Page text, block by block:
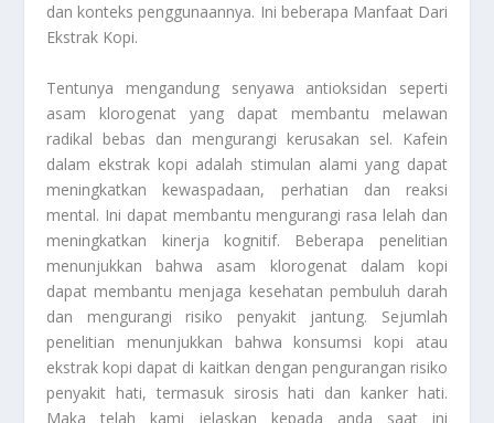
dan konteks penggunaannya. Ini beberapa Manfaat Dari
Ekstrak Kopi.
Tentunya mengandung senyawa antioksidan seperti
asam klorogenat yang dapat membantu melawan
radikal bebas dan mengurangi kerusakan sel. Kafein
dalam ekstrak kopi adalah stimulan alami yang dapat
meningkatkan kewaspadaan, perhatian dan reaksi
mental. Ini dapat membantu mengurangi rasa lelah dan
meningkatkan kinerja kognitif. Beberapa penelitian
menunjukkan bahwa asam klorogenat dalam kopi
dapat membantu menjaga kesehatan pembuluh darah
dan mengurangi risiko penyakit jantung. Sejumlah
penelitian menunjukkan bahwa konsumsi kopi atau
ekstrak kopi dapat di kaitkan dengan pengurangan risiko
penyakit hati, termasuk sirosis hati dan kanker hati.
Maka telah kami jelaskan kepada anda saat ini